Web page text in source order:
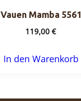
Vauen Mamba 5561
119,00€
In den Warenkorb